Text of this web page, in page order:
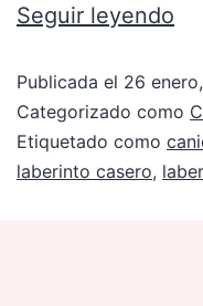
Seguir leyendo
Publicada el 26
Categorizado como
Etiquetado como
laberinto casero,